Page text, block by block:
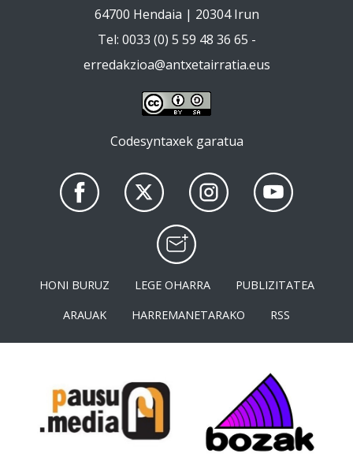
64700 Hendaia | 20304 Irun
Tel: 0033 (0) 5 59 48 36 65 -
erredakzioa@antxetairratia.eus
Codesyntaxek garatua
HONI BURUZ LEGE OHARRA
PUBLIZITATEA
ARAUAK
HARREMANETARAKO RSS